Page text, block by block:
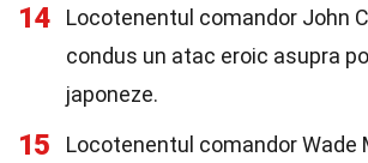
14
Locotenentul comandor John
condus un atac eroic asupra
japoneze.
15
Locotenentul comandor Wade